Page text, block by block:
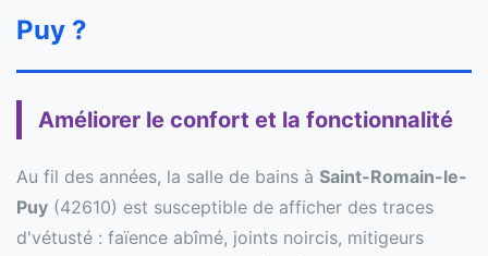
Puy ?
Améliorer le confort et la fonctionnalité
Au fil des années, la salle de bains à Saint-Romain-le-
Puy (42610) est susceptible de afficher des traces
d'vétusté : faïence abîmé, joints noircis, mitigeurs